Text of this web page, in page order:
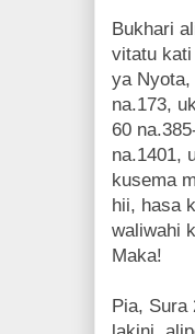
Bukhari
vitatu kati
ya Nyota,
na.173,
60
na.1401,
kusema
hii, hasa
waliwahi
Maka!
Pia, Sura